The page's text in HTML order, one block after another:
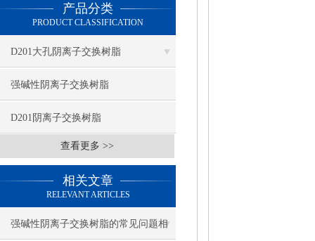
产品分类
PRODUCT CLASSIFICATION
D201大孔阴离子交换树脂
强碱性阴离子交换树脂
D201阴离子交换树脂
查看更多 >>
相关文章
RELEVANT ARTICLES
强碱性阴离子交换树脂的常见问题相